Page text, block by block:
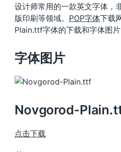
设计师常用的一款英文字体，
版印刷等领域。 POP字体下载
Plain.ttf字体的下载和字体图片
字体图片
Novgorod-
点击下载